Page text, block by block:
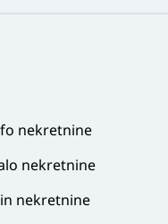
nekretnine
nekretnine
nekretnine